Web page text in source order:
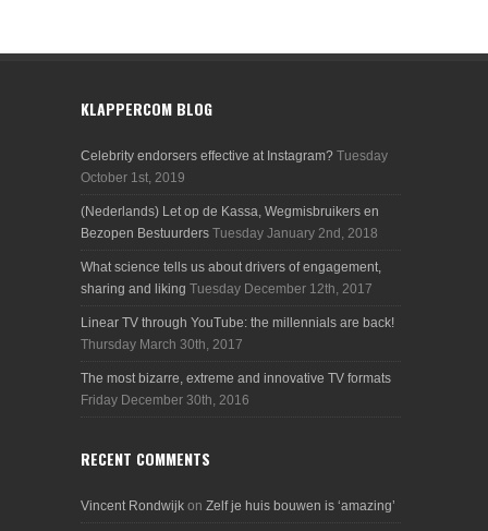
KLAPPERCOM BLOG
Celebrity endorsers effective at Instagram? Tuesday
October 1st, 2019
(Nederlands) Let op de Kassa, Wegmisbruikers en
Bezopen Bestuurders Tuesday January 2nd, 2018
What science tells us about drivers of engagement,
sharing and liking Tuesday December 12th, 2017
Linear TV through YouTube: the millennials are back!
Thursday March 30th, 2017
The most bizarre, extreme and innovative TV formats
Friday December 30th, 2016
RECENT COMMENTS
Vincent Rondwijk on Zelf je huis bouwen is ‘amazing’